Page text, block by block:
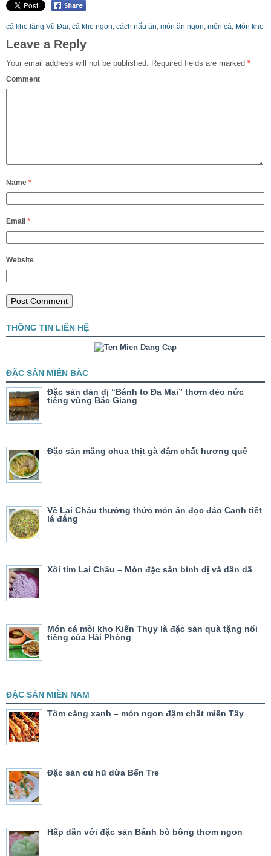
cá kho làng Vũ Đại, cá kho ngon, cách nấu ăn, món ăn ngon, món cá, Món kho
Leave a Reply
Your email address will not be published. Required fields are marked *
Comment
Name *
Email *
Website
THÔNG TIN LIÊN HỆ
ĐẶC SẢN MIỀN BẮC
Đặc sản dản dị “Bánh to Đa Mai” thơm dẻo nức
tiếng vùng Bắc Giang
Đặc sản măng chua thịt gà đậm chất hương quê
Về Lai Châu thưởng thức món ăn đọc đáo Canh tiết
lá đắng
Xôi tím Lai Châu – Món đặc sản bình dị và dân dã
Món cá mòi kho Kiến Thụy là đặc sản quà tặng nổi
tiếng của Hải Phòng
ĐẶC SẢN MIỀN NAM
Tôm càng xanh – món ngon đậm chất miền Tây
Đặc sản củ hũ dừa Bến Tre
Hấp dẫn với đặc sản Bánh bò bông thơm ngon